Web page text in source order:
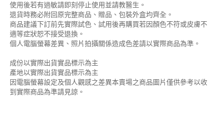
使用後若有過敏請即刻停止使用並請教醫生。
退貨時務必附回原完整商品、贈品、包裝外盒均齊全。
商品建議下訂前先實際試色、試用後再購買若因顏色不符或皮膚不
適等症狀恕不接受退換。
個人電腦螢幕差異、照片拍攝關係造成色差請以實際商品為準。
成份以實際出貨實品標示為主
產地以實際出貨實品標示為主
因電腦螢幕設定及個人觀感之差異本賣場之商品圖片僅供參考以收
到實際商品為準請見諒。